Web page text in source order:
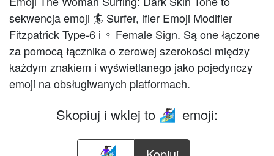
sekwencja emoji 🏄 Surfer, ifier Emoji Modifier
Fitzpatrick Type-6 i ♀ Female Sign. Są one łączone
za pomocą łącznika o zerowej szerokości między
każdym znakiem i wyświetlanego jako pojedynczy
emoji na obsługiwanych platformach.
Skopiuj i wklej to 🏄🏿‍♀️ emoji: